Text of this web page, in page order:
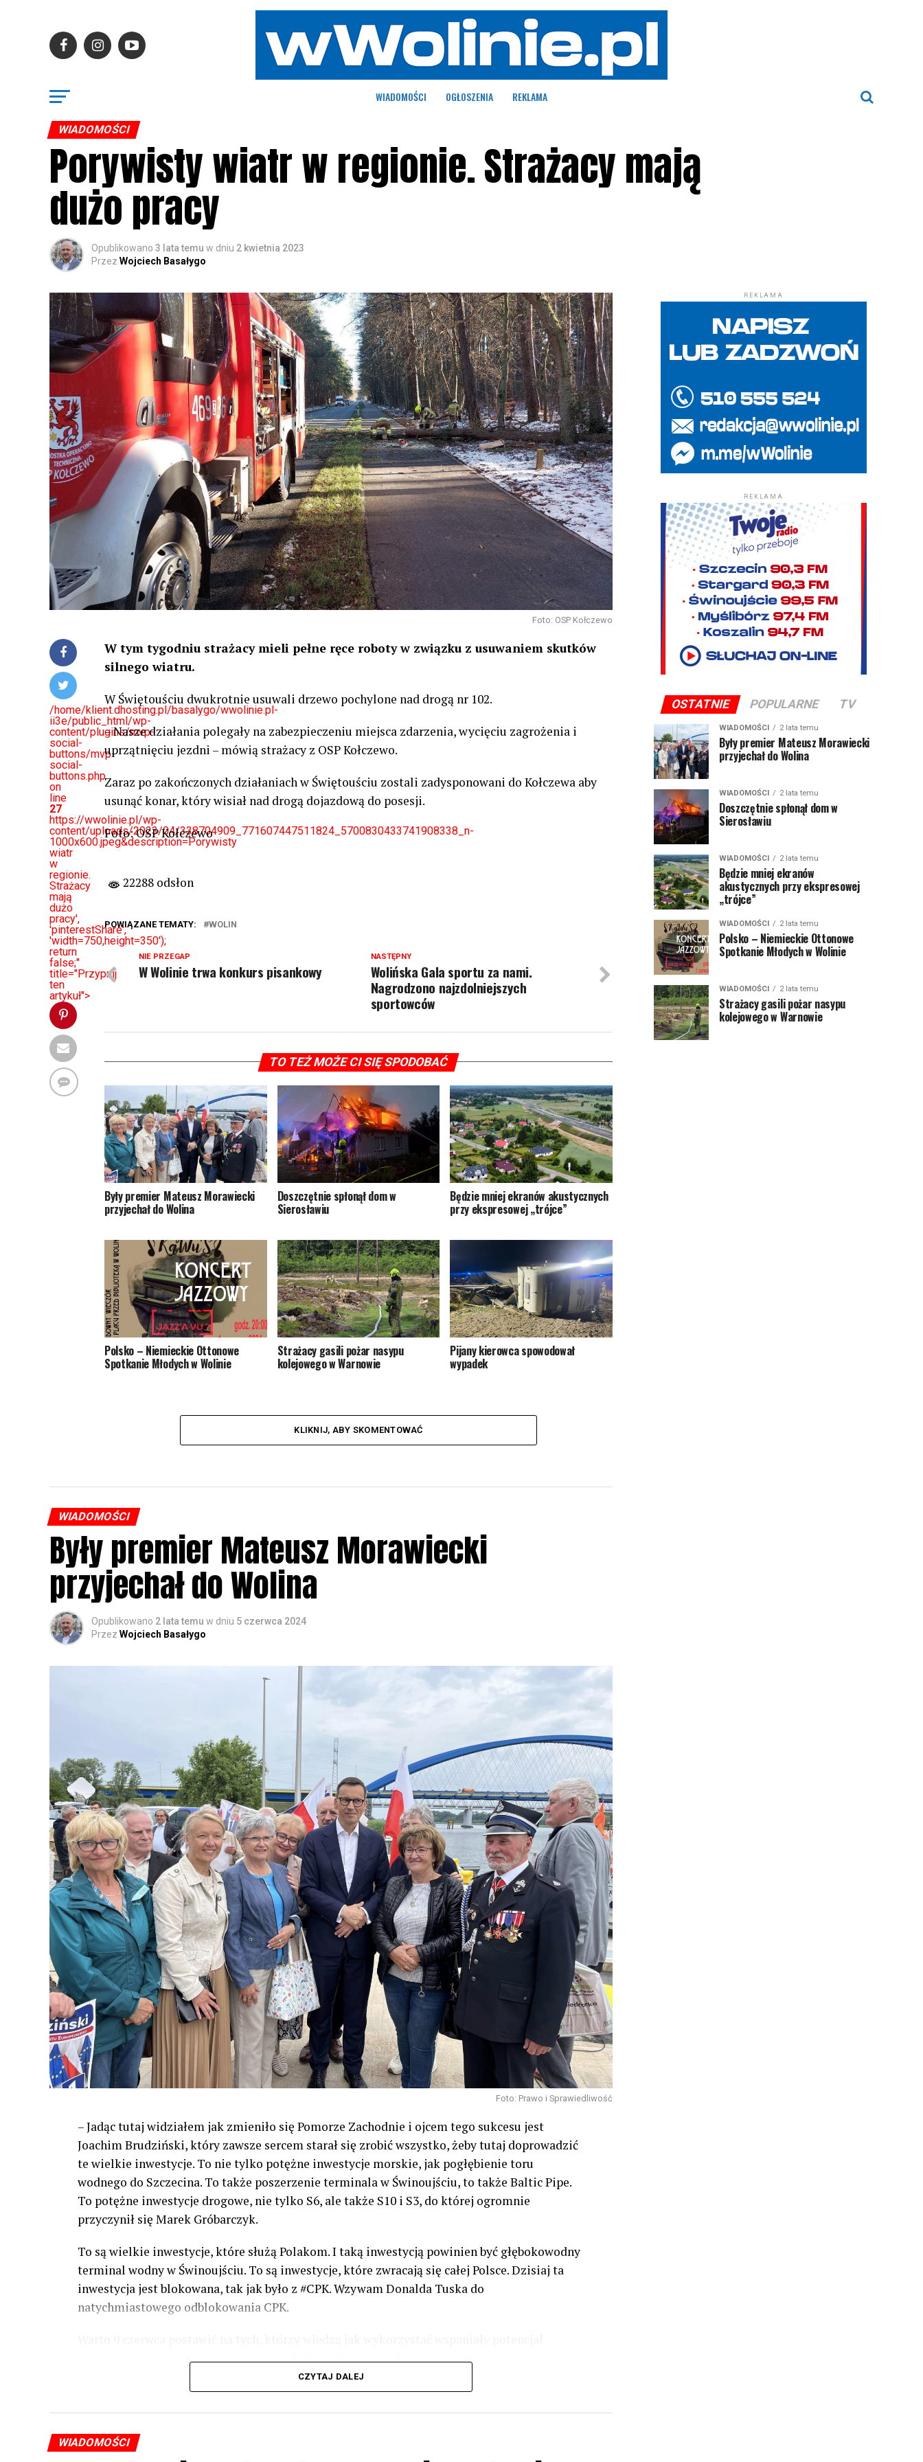
WIADOMOŚCI OGŁOSZENIA REKLAMA
WIADOMOŚCI
Porywisty wiatr w regionie. Strażacy mają
dużo pracy
Opublikowano 3 lata temu w dniu 2 kwietnia 2023
Przez Wojciech Basałygo
Foto: OSP Kołczewo
/home/klient.dhosting.pl/basalygo/wwolinie.pl-
ii3e/public_html/wp-
content/plugins/mvp-
social-
buttons/mvp-
social-
buttons.php
on
line
27
https://wwolinie.pl/wp-
content/uploads/2023/04/338704909_771607447511824_5700830433741908338_n-
1000x600.jpeg&description=Porywisty
wiatr
w
regionie.
Strażacy
mają
dużo
pracy',
'pinterestShare',
'width=750,height=350');
return
false;"
title="Przypnij
ten
artykuł">
W tym tygodniu strażacy mieli pełne ręce roboty w związku z usuwaniem skutków
silnego wiatru.
W Świętouściu dwukrotnie usuwali drzewo pochylone nad drogą nr 102.
– Nasze działania polegały na zabezpieczeniu miejsca zdarzenia, wycięciu zagrożenia i
uprzątnięciu jezdni – mówią strażacy z OSP Kołczewo.
Zaraz po zakończonych działaniach w Świętouściu zostali zadysponowani do Kołczewa aby
usunąć konar, który wisiał nad drogą dojazdową do posesji.
Foto: OSP Kołczewo
22288 odsłon
POWIĄZANE TEMATY: WOLIN
NASTĘPNY
Wolińska Gala sportu za nami.
Nagrodzono najzdolniejszych
sportowców
NIE PRZEGAP
W Wolinie trwa konkurs pisankowy
TO TEŻ MOŻE CI SIĘ SPODOBAĆ
Były premier Mateusz Morawiecki
przyjechał do Wolina
Doszczętnie spłonął dom w
Sierosławiu
Będzie mniej ekranów akustycznych
przy ekspresowej „trójce”
Polsko – Niemieckie Ottonowe
Spotkanie Młodych w Wolinie
Strażacy gasili pożar nasypu
kolejowego w Warnowie
Pijany kierowca spowodował
wypadek
KLIKNIJ, ABY SKOMENTOWAĆ
WIADOMOŚCI
Były premier Mateusz Morawiecki
przyjechał do Wolina
Opublikowano 2 lata temu w dniu 5 czerwca 2024
Przez Wojciech Basałygo
Foto: Prawo i Sprawiedliwość
– Jadąc tutaj widziałem jak zmieniło się Pomorze Zachodnie i ojcem tego sukcesu jest
Joachim Brudziński, który zawsze sercem starał się zrobić wszystko, żeby tutaj doprowadzić
te wielkie inwestycje. To nie tylko potężne inwestycje morskie, jak pogłębienie toru
wodnego do Szczecina. To także poszerzenie terminala w Świnoujściu, to także Baltic Pipe.
To potężne inwestycje drogowe, nie tylko S6, ale także S10 i S3, do której ogromnie
przyczynił się Marek Gróbarczyk.
To są wielkie inwestycje, które służą Polakom. I taką inwestycją powinien być głębokowodny
terminal wodny w Świnoujściu. To są inwestycje, które zwracają się całej Polsce. Dzisiaj ta
inwestycja jest blokowana, tak jak było z #CPK. Wzywam Donalda Tuska do
natychmiastowego odblokowania CPK.
Zachodniego Pomorza, o którym śp. Lech Kaczyński powiedział, że jest naszą racją stanu.
Warto zagłosować na kandydatów PiS 9 czerwca, bo w Europarlamencie będą toczyły się
dyskusje, które mają ogromny wpływ na Polskę. Naszą listę na Zachodnim Pomorzu otwiera
Joachim Brudziński. Gorąco proszę o oddanie głosu na listę PiS – powiedział Wiceprezes PiS
Mateusz Morawiecki w #Wolin.
CZYTAJ DALEJ
WIADOMOŚCI
REKLAMA
REKLAMA
OSTATNIE POPULARNE TV
WIADOMOŚCI 2 lata temu
Były premier Mateusz Morawiecki
przyjechał do Wolina
WIADOMOŚCI 2 lata temu
Doszczętnie spłonął dom w
Sierosławiu
WIADOMOŚCI 2 lata temu
Będzie mniej ekranów
akustycznych przy ekspresowej
„trójce”
WIADOMOŚCI 2 lata temu
Polsko – Niemieckie Ottonowe
Spotkanie Młodych w Wolinie
WIADOMOŚCI 2 lata temu
Strażacy gasili pożar nasypu
kolejowego w Warnowie